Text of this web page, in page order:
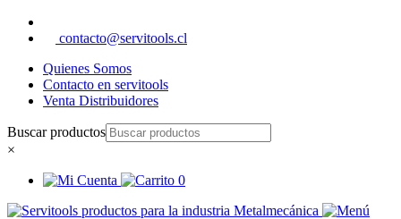
contacto@servitools.cl
Quienes Somos
Contacto en servitools
Venta Distribuidores
Buscar productos
×
0